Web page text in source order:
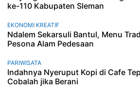
ke-110 Kabupaten Sleman
EKONOMI KREATIF
Ndalem Sekarsuli Bantul, Menu
Pesona Alam Pedesaan
PARIWISATA
Indahnya Nyeruput Kopi di Cafe
Cobalah jika Berani